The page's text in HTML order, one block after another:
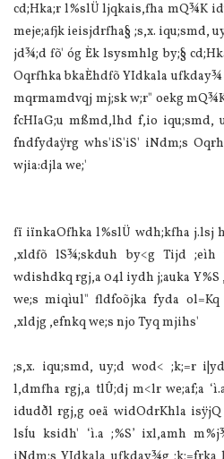
cd;Hka;r l%slÜ ljqkais,fha mQ¾K
meje;afjk ieisjdrfha§ ;s,x. iqu;smd,
jd¾;d fõ' óg Èk lsysmhlg by;§
Oqrfhka bkaÈhdfõ YIdkala ufkday¾
mqrmamdvqj mj;sk w;r" oekg
fcHIaG;u mßmd,lhd f,io iqu;smd,
fndfydaÿrg whs'iS'iS' iNdm;s
wjia:djla we;'
fï iïnkaOfhka l%slÜ wdh;kfha j.lsj
,xldfõ lS¾;skduh by<g Tijd ;eìh
wdishdkq rgj,a 04l iydh j;auka
we;s miqìul" fldfoõjka fyda ol=Kq
,xldjg ,efnkq we;s njo Tyq mjihs'
;s,x. iqu;smd, uy;d wod< ;k;=r
l,dmfha rgj,a tlÛ;dj m<lr we;af;a
idudðl rgj,g oeä widOdrKhla
lsÍu ksidh' ‘ì.a ;%S’ ixl,amh